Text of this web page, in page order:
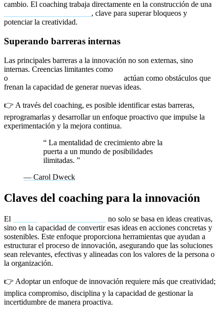
cambio. El coaching trabaja directamente en la construcción de una
, clave para superar bloqueos y
potenciar la creatividad.
Superando barreras internas
Las principales barreras a la innovación no son externas, sino
internas. Creencias limitantes como
o
actúan como obstáculos que
frenan la capacidad de generar nuevas ideas.
👉 A través del coaching, es posible identificar estas barreras,
reprogramarlas y desarrollar un enfoque proactivo que impulse la
experimentación y la mejora continua.
“ La mentalidad de crecimiento abre la
puerta a un mundo de posibilidades
ilimitadas. ”
— Carol Dweck
Claves del coaching para la innovación
El
no solo se basa en ideas creativas,
sino en la capacidad de convertir esas ideas en acciones concretas y
sostenibles. Este enfoque proporciona herramientas que ayudan a
estructurar el proceso de innovación, asegurando que las soluciones
sean relevantes, efectivas y alineadas con los valores de la persona o
la organización.
👉 Adoptar un enfoque de innovación requiere más que creatividad;
implica compromiso, disciplina y la capacidad de gestionar la
incertidumbre de manera proactiva.